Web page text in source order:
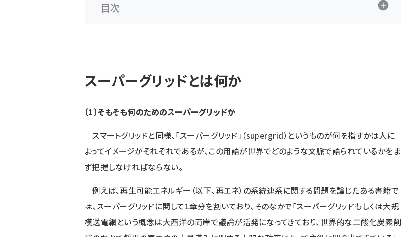
目次
スーパーグリッドとは何か
〔1〕そもそも何のためのスーパーグリッドか
スマートグリッドと同様、「スーパーグリッド」（supergrid）というものが何を指すかは人に
よってイメージがそれぞれであるが、この用語が世界でどのような文脈で語られているかをま
ず把握しなければならない。
例えば、再生可能エネルギー（以下、再エネ）の系統連系に関する問題を論じたある書籍で
は、スーパーグリッドに関して1章分を割いており、そのなかで「スーパーグリッドもしくは大規
模送電網という概念は大西洋の両岸で議論が活発になってきており、世界的な二酸化炭素削